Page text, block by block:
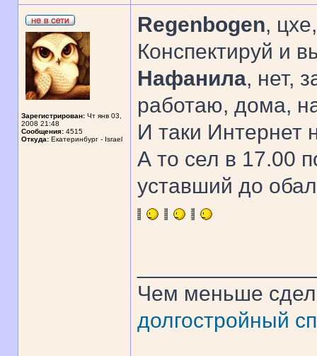
Зарегистрирован: Чт янв 03,
2008 21:48
Сообщения: 4515
Откуда: Екатеринбург - Israel
Regenbogen,
Конспектируй и
Нафанила, нет,
работаю, дома,
И таки Интернет
А то сел в 17.00
уставший до
Чем меньше
долгостройный